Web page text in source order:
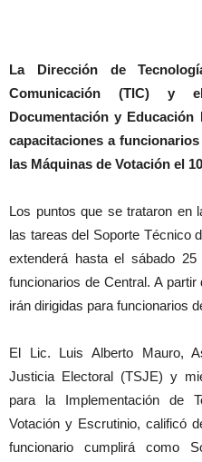
La Dirección de
Comunicación (TIC) y
Documentación y
capacitaciones a
las Máquinas de Votación el
Los puntos que se trataron en
las tareas del Soporte Técnico
extenderá hasta el sábado
funcionarios de Central. A
irán dirigidas para funcionarios
El Lic. Luis Alberto Mauro,
Justicia Electoral (TSJE) y
para la Implementación de
Votación y Escrutinio, calificó
funcionario cumplirá como